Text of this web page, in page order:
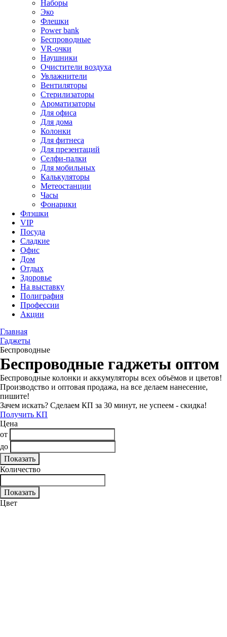
Наборы
Эко
Флешки
Power bank
Беспроводные
VR-очки
Наушники
Очистители воздуха
Увлажнители
Вентиляторы
Стерилизаторы
Ароматизаторы
Для офиса
Для дома
Колонки
Для фитнеса
Для презентаций
Селфи-палки
Для мобильных
Калькуляторы
Метеостанции
Часы
Фонарики
Флэшки
VIP
Посуда
Сладкие
Офис
Дом
Отдых
Здоровье
На выставку
Полиграфия
Профессии
Акции
Главная
Гаджеты
Беспроводные
Беспроводные гаджеты оптом
Беспроводные колонки и аккумуляторы всех объёмов и цветов!
Производство и оптовая продажа, на все делаем нанесение,
пишите!
Зачем искать? Сделаем КП за 30 минут, не успеем - скидка!
Получить КП
Цена
от
до
Количество
Цвет